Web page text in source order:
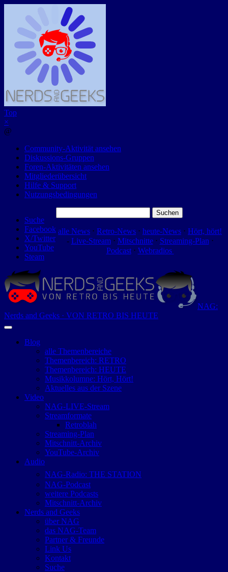
Top
×
@
Community-Aktivität ansehen
Diskussions-Gruppen
Foren-Aktivitäten ansehen
Mitgliederübersicht
Hilfe & Support
Nutzungsbedingungen
Suche
Facebook
X/Twitter
YouTube
Steam
nach:
alle News ⋅ Retro-News ⋅ heute-News ⋅ Hört, hört!
- Live-Stream⋅ Mitschnitte⋅ Streaming-Plan ⋅
Podcast⋅ Webradios
NAG:
Nerds and Geeks · VON RETRO BIS HEUTE
Blog
alle Themenbereiche
Themenbereich: RETRO
Themenbereich: HEUTE
Musikkolumne: Hört, Hört!
Aktuelles aus der Szene
Video
NAG-LIVE-Stream
Streamformate
Retroblah
Streaming-Plan
Mitschnitt-Archiv
YouTube-Archiv
Audio
NAG-Radio: THE STATION
NAG-Podcast
weitere Podcasts
Mitschnitt-Archiv
Nerds and Geeks
über NAG
das NAG-Team
Partner & Freunde
Link Us
Kontakt
Suche